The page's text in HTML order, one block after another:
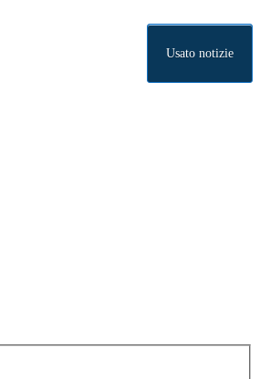
Usato notizie